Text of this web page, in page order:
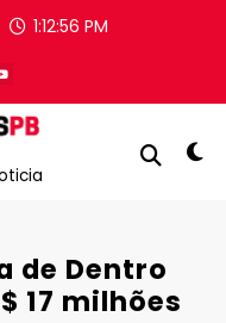
1:12:56 PM
de Dentro
17 milhões